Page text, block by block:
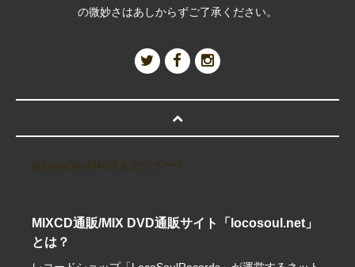
の微妙さはあしからずご了承ください。
@LocoSoul045さんのツイート
MIXCD通販/MIX DVD通販サイト「locosoul.net」
とは？